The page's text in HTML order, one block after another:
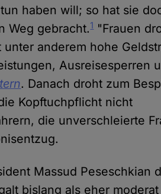
haben will; so hat sie
Weg gebracht.1"Frauen
anderem hohe
Ausreisesperren
. Danach droht zum
Kopftuchpflicht nicht
die unverschleierte
Massud Peseschkian
bislang als eher